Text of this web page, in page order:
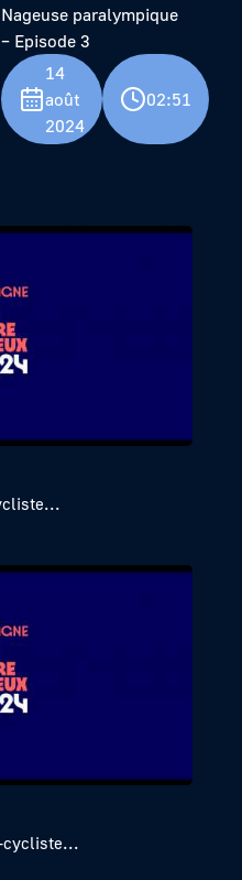
Nageuse paralympique
– Episode 3
14
août
2024
02:51
cycliste...